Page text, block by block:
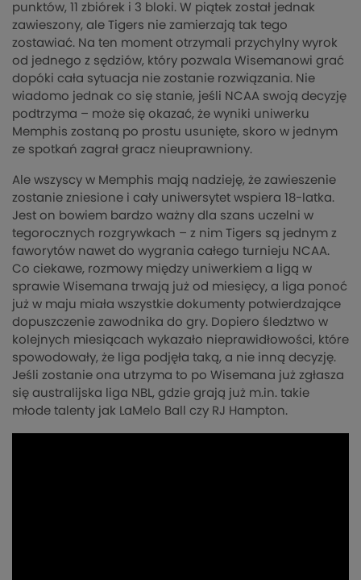
punktów, 11 zbiórek i 3 bloki. W piątek został jednak
zawieszony, ale Tigers nie zamierzają tak tego
zostawiać. Na ten moment otrzymali przychylny wyrok
od jednego z sędziów, który pozwala Wisemanowi grać
dopóki cała sytuacja nie zostanie rozwiązania. Nie
wiadomo jednak co się stanie, jeśli NCAA swoją decyzję
podtrzyma – może się okazać, że wyniki uniwerku
Memphis zostaną po prostu usunięte, skoro w jednym
ze spotkań zagrał gracz nieuprawniony.
Ale wszyscy w Memphis mają nadzieję, że zawieszenie
zostanie zniesione i cały uniwersytet wspiera 18-latka.
Jest on bowiem bardzo ważny dla szans uczelni w
tegorocznych rozgrywkach – z nim Tigers są jednym z
faworytów nawet do wygrania całego turnieju NCAA.
Co ciekawe, rozmowy między uniwerkiem a ligą w
sprawie Wisemana trwają już od miesięcy, a liga ponoć
już w maju miała wszystkie dokumenty potwierdzające
dopuszczenie zawodnika do gry. Dopiero śledztwo w
kolejnych miesiącach wykazało nieprawidłowości, które
spowodowały, że liga podjęła taką, a nie inną decyzję.
Jeśli zostanie ona utrzyma to po Wisemana już zgłasza
się australijska liga NBL, gdzie grają już m.in. takie
młode talenty jak LaMelo Ball czy RJ Hampton.